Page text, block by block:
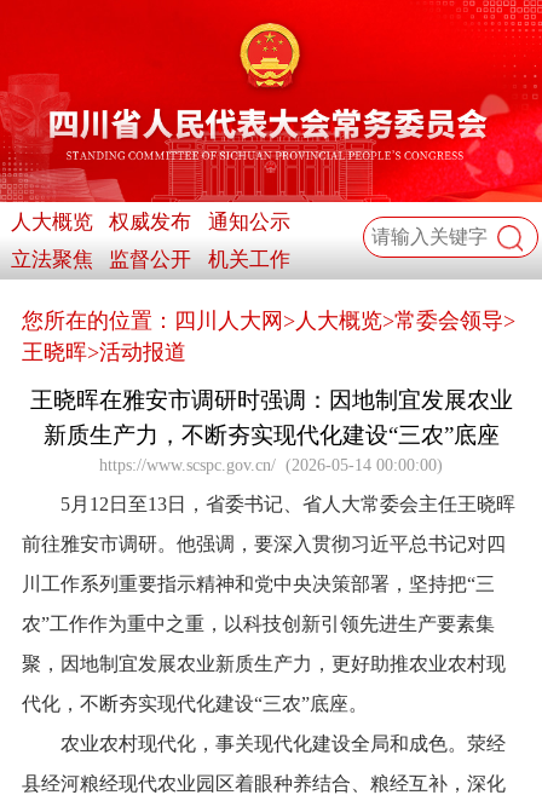
人大概览 权威发布
通知公示
立法聚焦
监督公开 机关工作
您所在的位置： 四川人大网 >人大概览>常委会领导>
王晓晖>活动报道
王晓晖在雅安市调研时强调：因地制宜发展农业
新质生产力，不断夯实现代化建设“三农”底座
https://www.scspc.gov.cn/ (2026-05-14 00:00:00)
5月12日至13日，省委书记、省人大常委会主任王晓晖
前往雅安市调研。他强调，要深入贯彻习近平总书记对四
川工作系列重要指示精神和党中央决策部署，坚持把“三
农”工作作为重中之重，以科技创新引领先进生产要素集
聚，因地制宜发展农业新质生产力，更好助推农业农村现
代化，不断夯实现代化建设“三农”底座。
农业农村现代化，事关现代化建设全局和成色。荥经
县经河粮经现代农业园区着眼种养结合、粮经互补，深化